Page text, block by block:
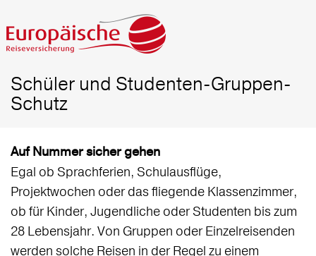
Schüler und Studenten-Gruppen-
Schutz
Auf Nummer sicher gehen
Egal ob Sprachferien, Schulausflüge,
Projektwochen oder das fliegende Klassenzimmer,
ob für Kinder, Jugendliche oder Studenten bis zum
28 Lebensjahr. Von Gruppen oder Einzelreisenden
werden solche Reisen in der Regel zu einem